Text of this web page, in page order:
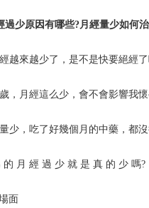
過少原因有哪些?月經量少如何
越來越少了，是不是快要絕經
，月經這么少，會不會影響我
少，吃了好幾個月的中藥，都
的 月 經 過 少 就 是 真 的 少 嗎?
面